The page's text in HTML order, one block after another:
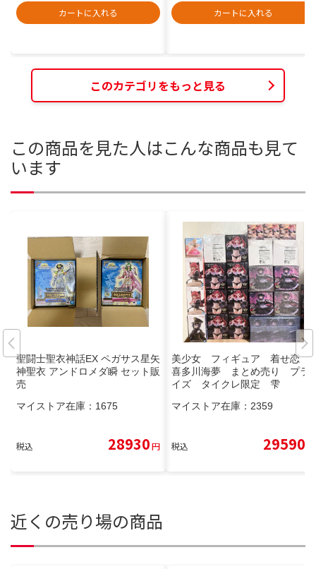
カートに入れる
カートに入れる
このカテゴリをもっと見る
この商品を見た人はこんな商品も見て
います
聖闘士聖衣神話EX ペガサス星矢
神聖衣 アンドロメダ瞬 セット販
売
マイストア在庫： 1675
税込 28930円
美少女 フィギュア 着せ恋
喜多川海夢 まとめ売り プラ
イズ タイクレ限定 雫
マイストア在庫： 2359
税込 29590
近くの売り場の商品